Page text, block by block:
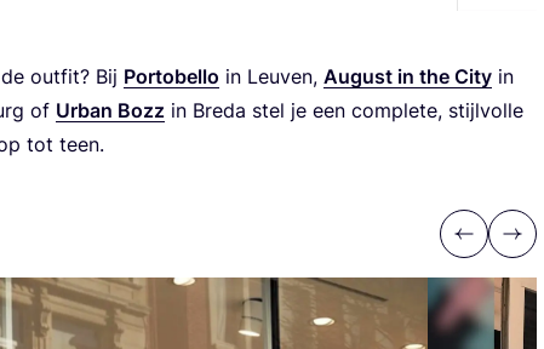
out­fit? Bij Porto­bel­lo in Leu­ven, August in the City in
of Urban Bozz in Bre­da stel je een com­ple­te, stijl­vol­le
tot teen.
Previous
Next